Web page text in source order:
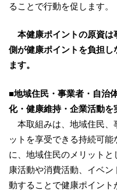
ることで行動を促します。
本健康ポイントの原資
側が健康ポイントを負担
ます。
■地域住民・事業者・自治
化・健康維持・企業活動を
本取組みは、地域住民、
ットを享受できる持続可
に、地域住民のメリット
康活動や消費活動、イベ
動することで健康ポイン